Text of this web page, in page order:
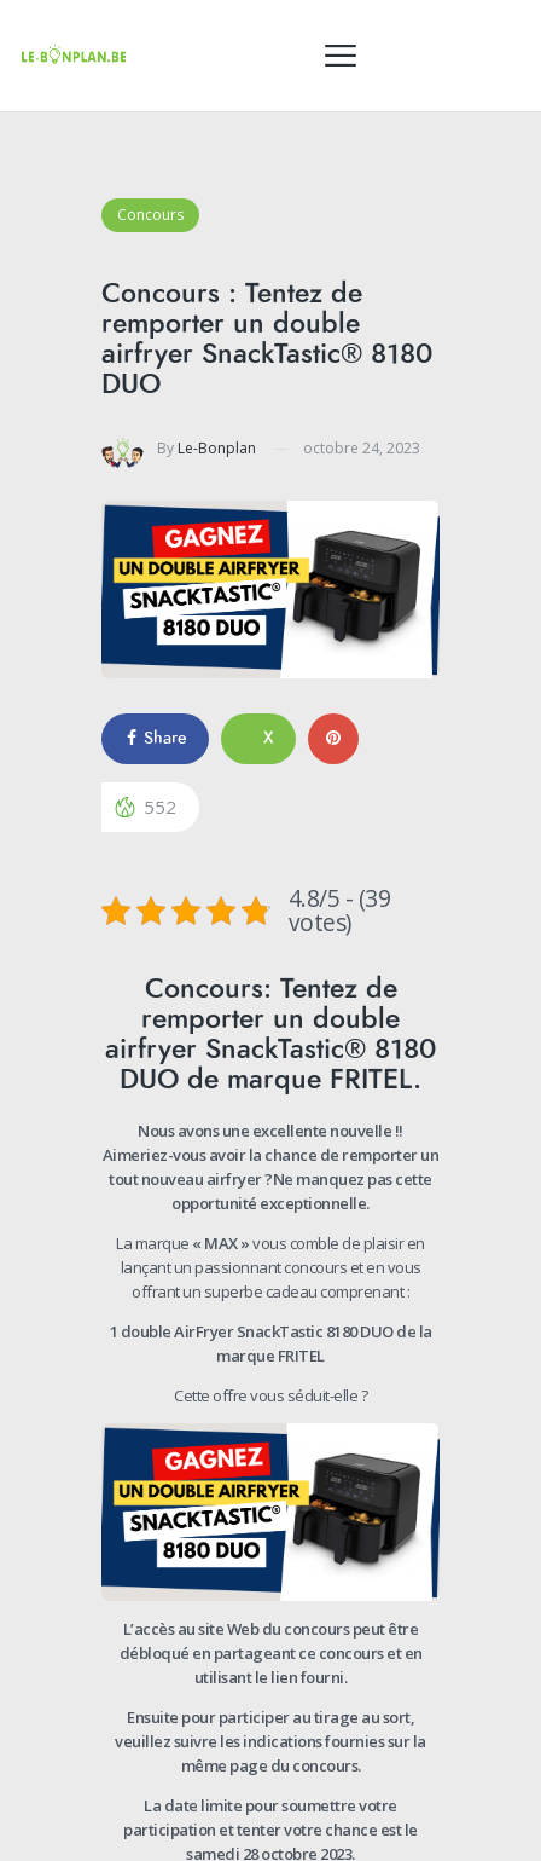
Concours
Concours : Tentez de
remporter un double
airfryer SnackTastic® 8180
DUO
By Le-Bonplan octobre 24, 2023
Share X
552
4.8/5 - (39
votes)
Concours: Tentez de
remporter un double
airfryer SnackTastic® 8180
DUO de marque FRITEL.
Nous avons une excellente nouvelle !!
Aimeriez-vous avoir la chance de remporter un
tout nouveau airfryer ?Ne manquez pas cette
opportunité exceptionnelle.
La marque « MAX »vous comble de plaisir en
lançant un passionnant concours et en vous
offrant un superbe cadeau comprenant :
1 double AirFryer SnackTastic 8180 DUO de la
marque FRITEL
Cette offre vous séduit-elle ?
L’accès ausiteWeb du concours peutêtre
débloqué en partageantce concourseten
utilisant le lienfourni.
Ensuite pour participer au tirage au sort,
veuillez suivre les indications fournies sur la
même page du concours.
La date limite pour soumettre votre
participation et tenter votre chance est le
samedi 28 octobre 2023.